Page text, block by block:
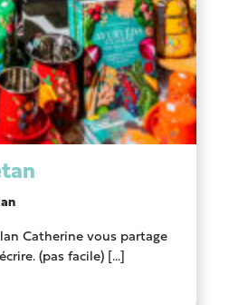
Catherine vous partage
(pas facile) [...]